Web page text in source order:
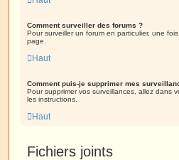
Comment surveiller des forums ?
Pour surveiller un forum en particulier, une
page.
Haut
Comment puis-je supprimer mes
Pour supprimer vos surveillances, allez dans
les instructions.
Haut
Fichiers joints